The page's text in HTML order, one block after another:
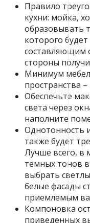
Правило
кухни: мойка,
образовывать
которого
составляющим
стороны
Минимум
пространства
Обеспечьте
света через
наполните
Однотонность
также будет
Лучше всего, в
темных тонов
выбрать
белые фасады
приемлемым
Компоновка
приведенных